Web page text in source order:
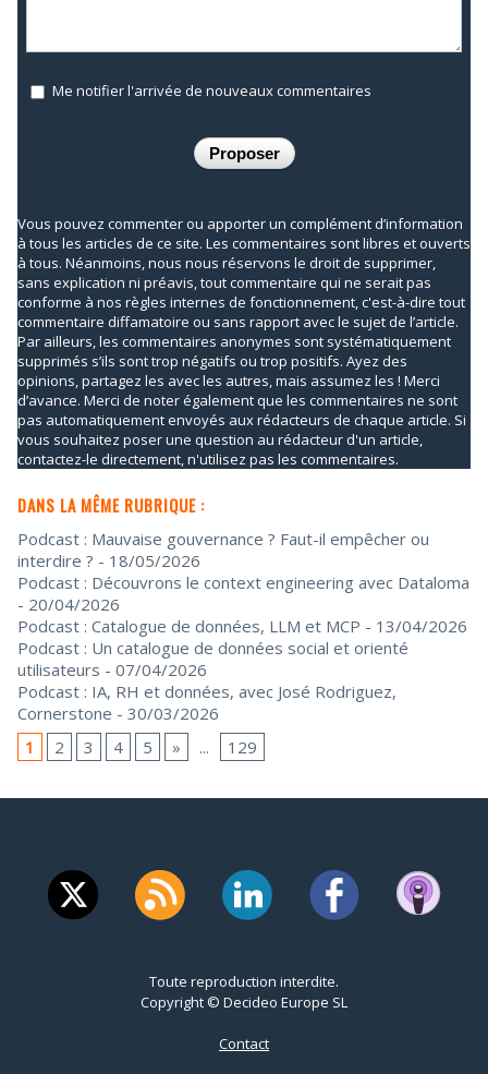
Me notifier l'arrivée de nouveaux commentaires
Vous pouvez commenter ou apporter un complément d’information
à tous les articles de ce site. Les commentaires sont libres et ouverts
à tous. Néanmoins, nous nous réservons le droit de supprimer,
sans explication ni préavis, tout commentaire qui ne serait pas
conforme à nos règles internes de fonctionnement, c'est-à-dire tout
commentaire diffamatoire ou sans rapport avec le sujet de l’article.
Par ailleurs, les commentaires anonymes sont systématiquement
supprimés s’ils sont trop négatifs ou trop positifs. Ayez des
opinions, partagez les avec les autres, mais assumez les ! Merci
d’avance. Merci de noter également que les commentaires ne sont
pas automatiquement envoyés aux rédacteurs de chaque article. Si
vous souhaitez poser une question au rédacteur d'un article,
contactez-le directement, n'utilisez pas les commentaires.
DANS LA MÊME RUBRIQUE :
Podcast : Mauvaise gouvernance ? Faut-il empêcher ou
interdire ? - 18/05/2026
Podcast : Découvrons le context engineering avec Dataloma
- 20/04/2026
Podcast : Catalogue de données, LLM et MCP - 13/04/2026
Podcast : Un catalogue de données social et orienté
utilisateurs - 07/04/2026
Podcast : IA, RH et données, avec José Rodriguez,
Cornerstone - 30/03/2026
1
2 3 4 5 » ... 129
Toute reproduction interdite.
Copyright © Decideo Europe SL
Contact